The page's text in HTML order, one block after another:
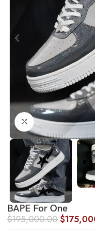
Click to enlarge
BAPE For One
$195,000.00$